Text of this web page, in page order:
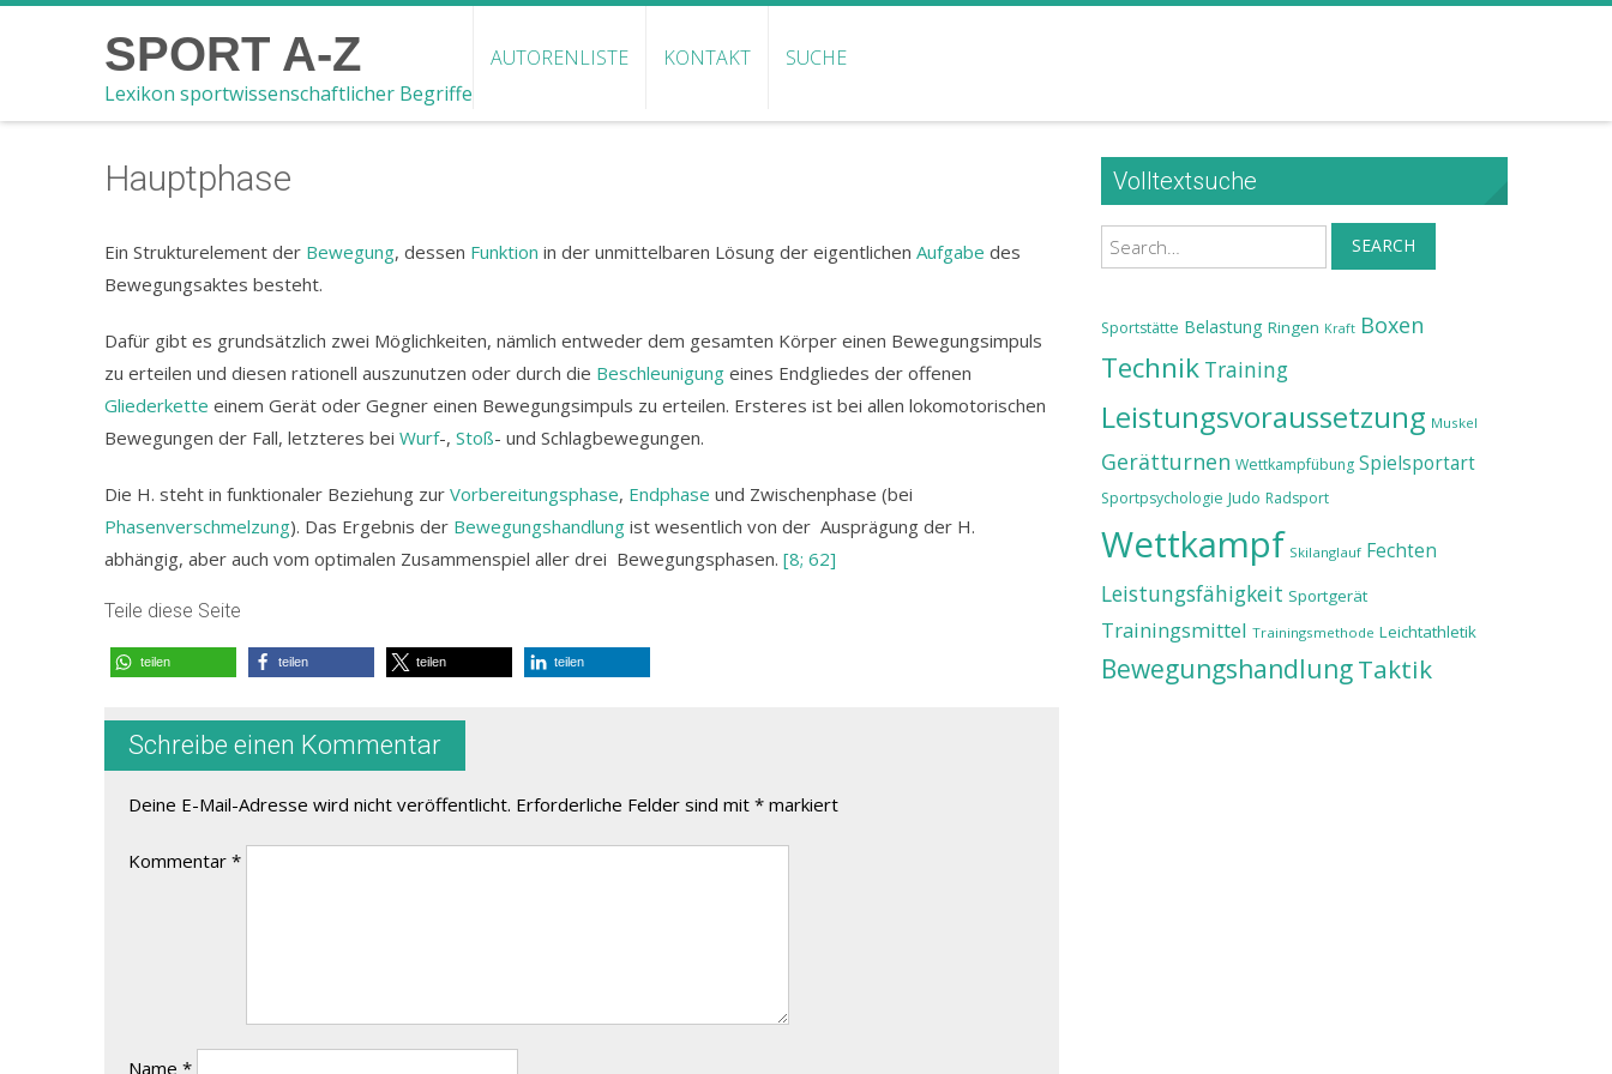
SPORT A-Z
Lexikon sportwissenschaftlicher Begriffe
AUTORENLISTE KONTAKT SUCHE
Hauptphase
Ein Strukturelement der Bewegung, dessen Funktion in der unmittelbaren Lösung der eigentlichen Aufgabe des
Bewegungsaktes besteht.
Dafür gibt es grundsätzlich zwei Möglichkeiten, nämlich entweder dem gesamten Körper einen Bewegungsimpuls
zu erteilen und diesen rationell auszunutzen oder durch die Beschleunigung eines Endgliedes der offenen
Gliederkette einem Gerät oder Gegner einen Bewegungsimpuls zu erteilen. Ersteres ist bei allen lokomotorischen
Bewegungen der Fall, letzteres bei Wurf-, Stoß- und Schlagbewegungen.
Die H. steht in funktionaler Beziehung zur Vorbereitungsphase, Endphase und Zwischenphase (bei
Phasenverschmelzung). Das Ergebnis der Bewegungshandlung ist wesentlich von der Ausprägung der H.
abhängig, aber auch vom optimalen Zusammenspiel aller drei Bewegungsphasen. [8; 62]
Teile diese Seite
teilen teilen teilen teilen
Schreibe einen Kommentar
Deine E-Mail-Adresse wird nicht veröffentlicht. Erforderliche Felder sind mit * markiert
Kommentar *
Name *
Volltextsuche
Search SEARCH
Sportstätte Belastung Ringen Kraft Boxen
Technik Training
Leistungsvoraussetzung Muskel
Gerätturnen Wettkampfübung Spielsportart
Sportpsychologie Judo Radsport
Wettkampf Skilanglauf Fechten
Leistungsfähigkeit Sportgerät
Trainingsmittel Trainingsmethode Leichtathletik
BewegungshandlungTaktik